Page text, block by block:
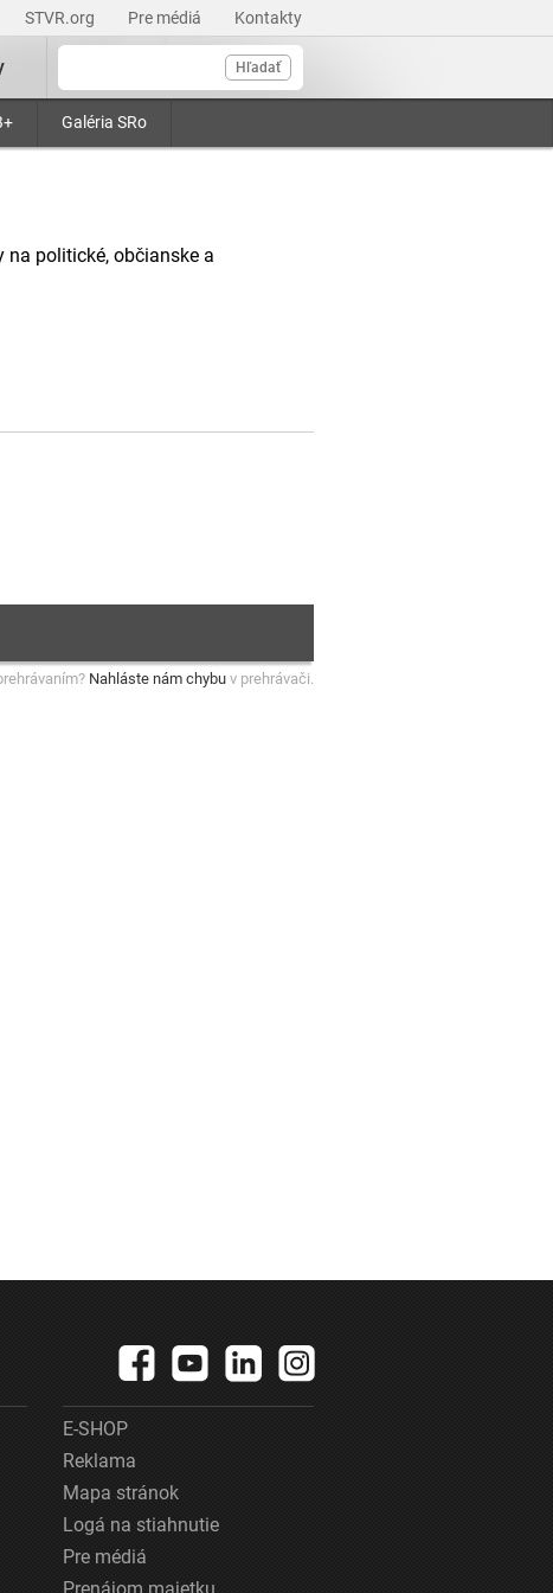
STVR.org Pre médiá Kontakty
Hľadať
Galéria SRo
na politické, občianske a
Nahláste nám chybu v prehrávači.
E-SHOP
Reklama
Mapa stránok
Logá na stiahnutie
Pre médiá